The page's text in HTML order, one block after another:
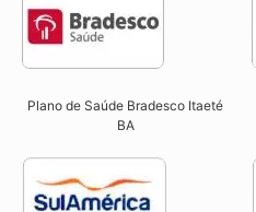
Plano de Saúde Bradesco Itaeté
BA